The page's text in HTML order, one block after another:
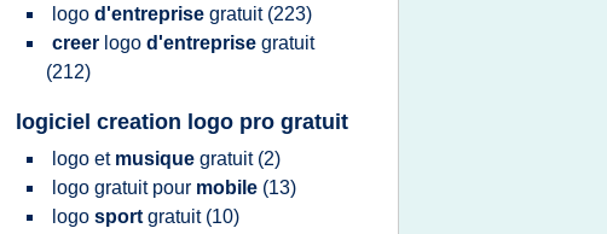
logo d'entreprise gratuit (223)
creer logo d'entreprise gratuit
(212)
logiciel creation logo pro gratuit
logo et musique gratuit (2)
logo gratuit pour mobile (13)
logo sport gratuit (10)